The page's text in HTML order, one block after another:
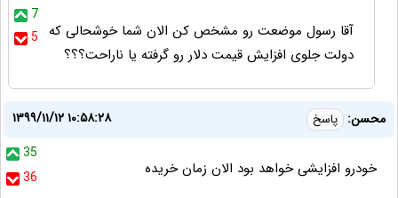
7
5 آقا رسول موضعت رو مشخص کن الان شما خوشحالی که
دولت جلوی افزایش قیمت دلار رو گرفته یا ناراحت؟؟؟
محسن: پاسخ
۱۳۹۹/۱۱/۱۲ ۱۰:۵۸:۲۸
35
36
خودرو افزایشی خواهد بود الان زمان خریده